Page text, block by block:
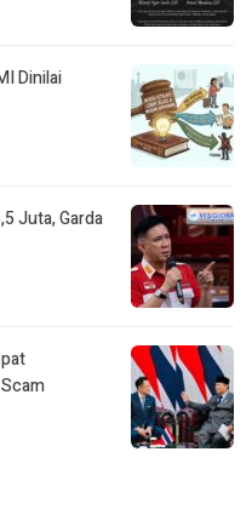
Dinilai
Juta, Garda